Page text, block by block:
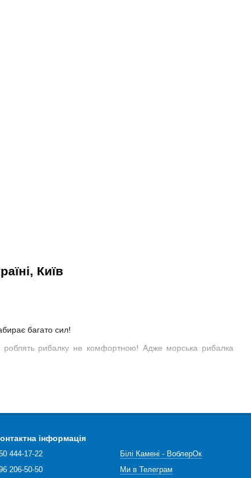
Київ
багато сил!
роблять рибалку не комфортною! Адже морська рибалка
15 ForceMaster 3000.
інформація
444-17-22
206-50-50
Білі Камені - ВоблерОк
Ми в Телеграм